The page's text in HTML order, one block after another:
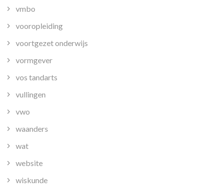
vmbo
vooropleiding
voortgezet onderwijs
vormgever
vos tandarts
vullingen
vwo
waanders
wat
website
wiskunde